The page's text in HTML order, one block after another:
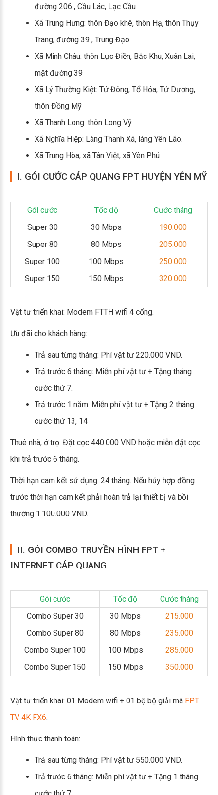
đường 206 , Cầu Lác, Lạc Cầu
Xã Trung Hưng: thôn Đạo khê, thôn Hạ, thôn Thụy
Trang, đường 39 , Trung Đạo
Xã Minh Châu: thôn Lực Điền, Bắc Khu, Xuân Lai,
mặt đường 39
Xã Lý Thường Kiệt: Tử Đông, Tổ Hỏa, Tứ Dương,
thôn Đồng Mỹ
Xã Thanh Long: thôn Long Vỹ
Xã Nghĩa Hiệp: Làng Thanh Xá, làng Yên Lão.
Xã Trung Hòa, xã Tân Việt, xã Yên Phú
I. GÓI CƯỚC CÁP QUANG FPT HUYỆN YÊN MỸ
Gói cước Tốc độ
Cước tháng
Super 30
30 Mbps
190.000
Super 80
80 Mbps
205.000
Super 100
100 Mbps
250.000
Super 150
150 Mbps 320.000
Vật tư triển khai: Modem FTTH wifi 4 cổng.
Ưu đãi cho khách hàng:
Trả sau từng tháng: Phí vật tư 220.000 VND.
Trả trước 6 tháng: Miễn phí vật tư + Tặng tháng
cước thứ 7.
Trả trước 1 năm: Miễn phí vật tư + Tặng 2 tháng
cước thứ 13, 14
Thuê nhà, ở trọ: Đặt cọc 440.000 VND hoặc miễn đặt cọc
khi trả trước 6 tháng.
Thời hạn cam kết sử dụng: 24 tháng. Nếu hủy hợp đồng
trước thời hạn cam kết phải hoàn trả lại thiết bị và bồi
thường 1.100.000 VND.
II. GÓI COMBO TRUYỀN HÌNH FPT +
INTERNET CÁP QUANG
Gói cước Tốc độ
Cước tháng
Combo Super 30
30 Mbps
215.000
Combo Super 80
80 Mbps
235.000
Combo Super 100
100 Mbps
285.000
Combo Super 150
150 Mbps 350.000
Vật tư triển khai: 01 Modem wifi + 01 bộ bộ giải mã FPT
TV 4K FX6.
Hình thức thanh toán:
Trả sau từng tháng: Phí vật tư 550.000 VND.
Trả trước 6 tháng: Miễn phí vật tư + Tặng 1 tháng